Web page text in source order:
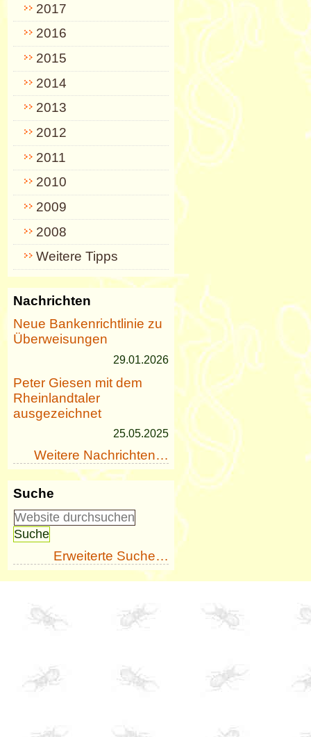
2017
2016
2015
2014
2013
2012
2011
2010
2009
2008
Weitere Tipps
Nachrichten
Neue Bankenrichtlinie zu
Überweisungen
29.01.2026
Peter Giesen mit dem
Rheinlandtaler
ausgezeichnet
25.05.2025
Weitere Nachrichten…
Suche
Erweiterte Suche…